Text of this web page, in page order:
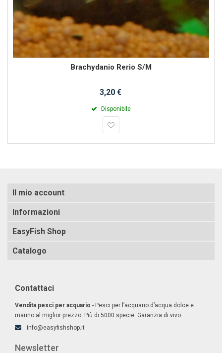
Brachydanio Rerio S/M
3,20 €
Disponibile
Il mio account
Informazioni
EasyFish Shop
Catalogo
Contattaci
Vendita pesci per acquario - Pesci per l’acquario d’acqua dolce e
marino al miglior prezzo. Più di 5000 specie. Garanzia di vivo.
info@easyfishshop.it
Newsletter